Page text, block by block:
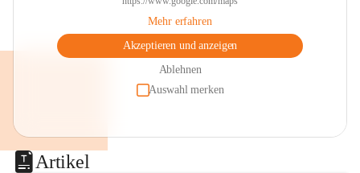
Mehr erfahren
Akzeptieren und anzeigen
Ablehnen
Auswahl merken
Artikel